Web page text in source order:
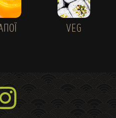
VEG